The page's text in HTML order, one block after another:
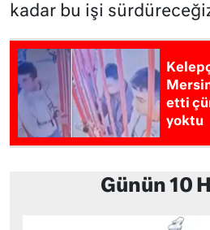
kadar bu işi
etti
yoktu
Günün 10